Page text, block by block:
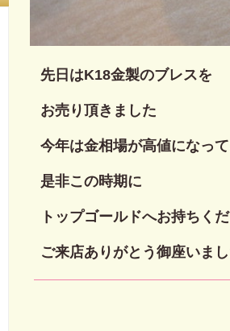
先日はK18金製のブレスを
お売り頂きました
今年は金相場が高値になっ
是非この時期に
トップゴールドへお持ちく
ご来店ありがとう御座いまし